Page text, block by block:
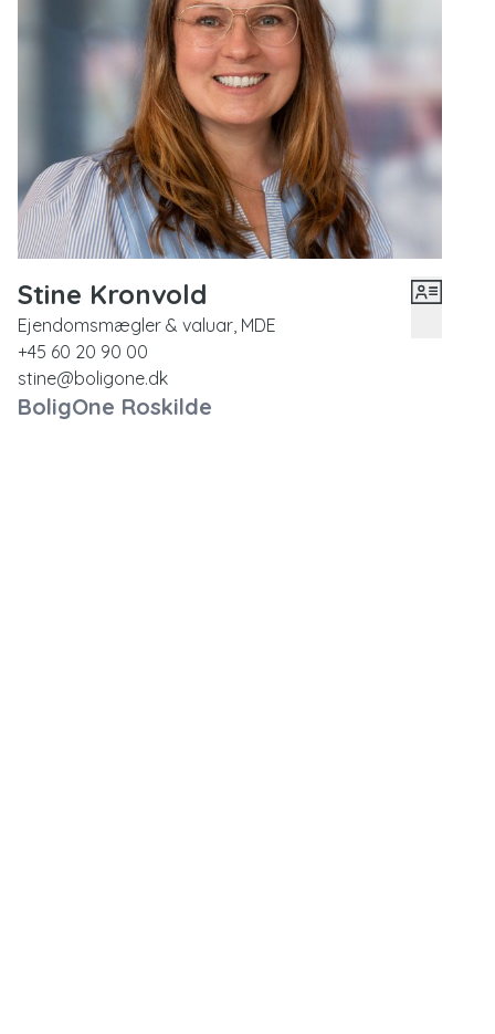
En skøn og overskuelig bolig med en optimal
beliggenhed – perfekt til dig, der ønsker en hyggelig
base i Roskilde med let adgang til både natur og byens
mange muligheder.
Kontakt ejendomsmægler Stine Kronvold på tlf.
6020 9000for mere information eller for at bestille en
fremvisning.
Stine Kronvold
Ejendomsmægler & valuar, MDE
+45 60 20 90 00
stine@boligone.dk
BoligOne Roskilde